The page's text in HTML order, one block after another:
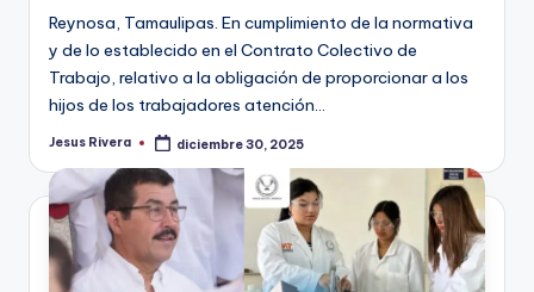
Reynosa, Tamaulipas. En cumplimiento de la normativa
y de lo establecido en el Contrato Colectivo de
Trabajo, relativo a la obligación de proporcionar a los
hijos de los trabajadores atención…
Publicado
Jesus Rivera diciembre 30, 2025